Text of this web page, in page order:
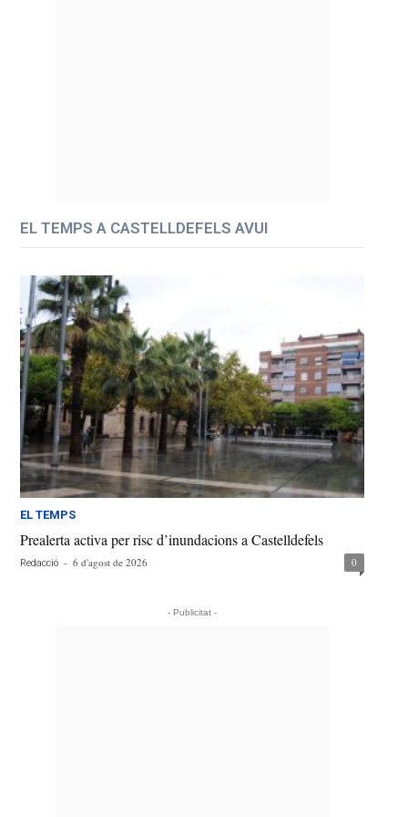
EL TEMPS A CASTELLDEFELS AVUI
EL TEMPS
Prealerta activa per risc d’inundacions a Castelldefels
Redacció - 6 d'agost de 2026 0
- Publicitat -